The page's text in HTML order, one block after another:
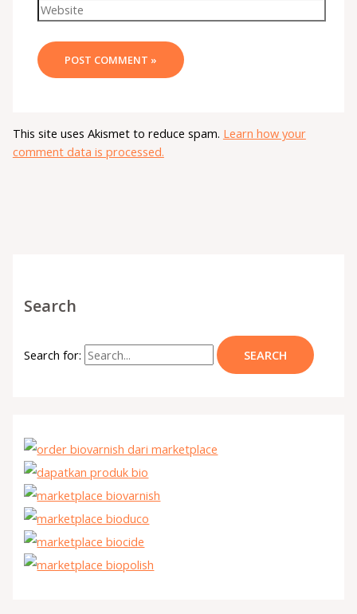
This site uses Akismet to reduce spam. Learn how your
comment data is processed.
Search
Search for: